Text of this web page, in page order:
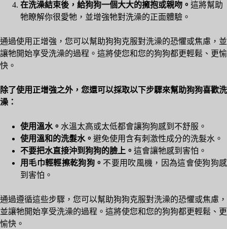
在洗澡結束後，給狗狗一個大大的擁抱或親吻。 這將幫助
牠瞭解你很愛牠，並增強牠對洗澡的正面體驗。
通過使用正增強，您可以幫助狗狗克服對洗澡的恐懼或焦慮，並
讓牠開始享受洗澡的過程。這將使您和您的狗狗都更輕鬆、更愉
快。
除了使用正增強之外，您還可以採取以下步驟來幫助狗狗喜歡洗
澡：
使用溫水。 水溫太高或太低都會讓狗狗感到不舒服。
使用溫和的洗髮水。 避免使用含有刺激性成分的洗髮水。
不要把水直接沖到狗狗的臉上。 這會讓牠感到害怕。
用毛巾輕輕擦乾狗狗。 不要用吹風機，因為這會使狗狗感
到害怕。
通過遵循這些步驟，您可以幫助狗狗克服對洗澡的恐懼或焦慮，
並讓牠開始享受洗澡的過程。這將使您和您的狗狗都更輕鬆、更
愉快。